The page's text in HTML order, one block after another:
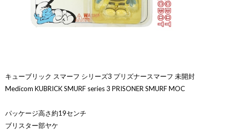
キューブリック スマーフ シリーズ3 プリズナースマーフ 未開封
Medicom KUBRICK SMURF series 3 PRISONER SMURF MOC
パッケージ高さ約19センチ
ブリスター部ヤケ